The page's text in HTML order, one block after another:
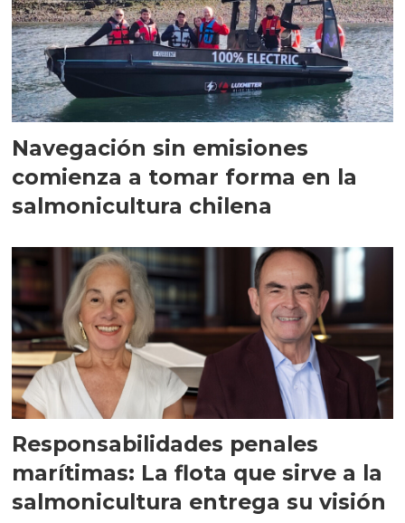
Navegación sin emisiones
comienza a tomar forma en la
salmonicultura chilena
Responsabilidades penales
marítimas: La flota que sirve a la
salmonicultura entrega su visión